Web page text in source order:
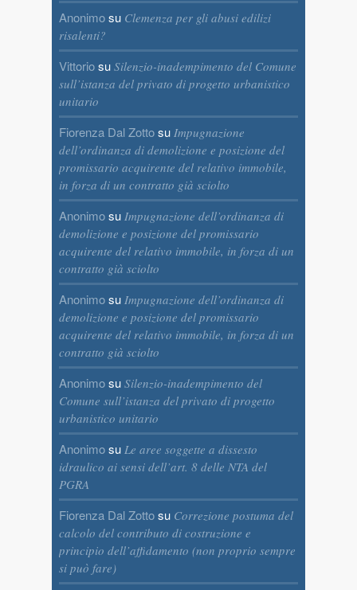
Anonimosu Clemenza per gli abusi edilizi
risalenti?
Vittoriosu Silenzio-inadempimento del Comune
sull’istanza del privato di progetto urbanistico
unitario
Fiorenza Dal Zottosu Impugnazione
dell’ordinanza di demolizione e posizione del
promissario acquirente del relativo immobile,
in forza di un contratto già sciolto
Anonimosu Impugnazione dell’ordinanza di
demolizione e posizione del promissario
acquirente del relativo immobile, in forza di un
contratto già sciolto
Anonimosu Impugnazione dell’ordinanza di
demolizione e posizione del promissario
acquirente del relativo immobile, in forza di un
contratto già sciolto
Anonimosu Silenzio-inadempimento del
Comune sull’istanza del privato di progetto
urbanistico unitario
Anonimosu Le aree soggette a dissesto
idraulico ai sensi dell’art. 8 delle NTA del
PGRA
Fiorenza Dal Zottosu Correzione postuma del
calcolo del contributo di costruzione e
principio dell’affidamento (non proprio sempre
si può fare)